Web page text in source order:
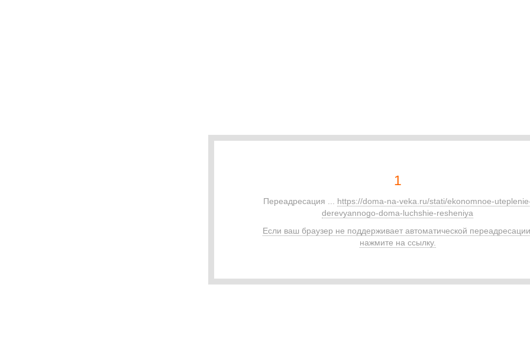
1
Переадресация ... https://doma-na-veka.ru/stati/ekonomnoe-
derevyannogo-doma-luchshie-resheniya
Если ваш браузер не поддерживает автоматической
нажмите на ссылку.